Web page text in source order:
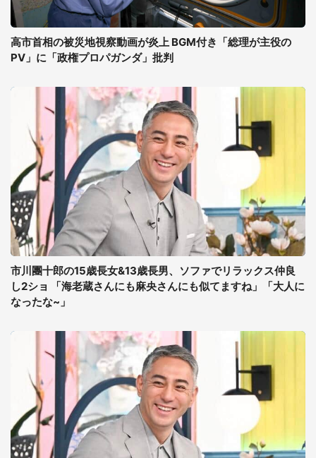
高市首相の被災地視察動画が炎上 BGM付き「総理が主役の
PV」に「政権プロパガンダ」批判
市川團十郎の15歳長女&13歳長男、ソファでリラックス仲良
し2ショ 「海老蔵さんにも麻央さんにも似てますね」「大人に
なったな~」